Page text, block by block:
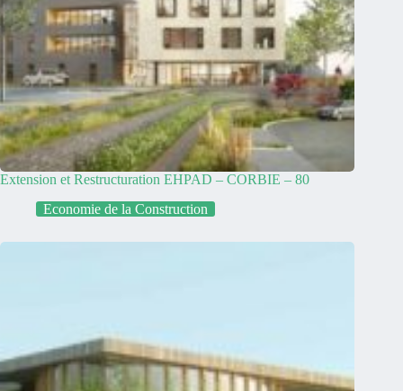
Extension et Restructuration EHPAD – CORBIE – 80
Economie de la Construction